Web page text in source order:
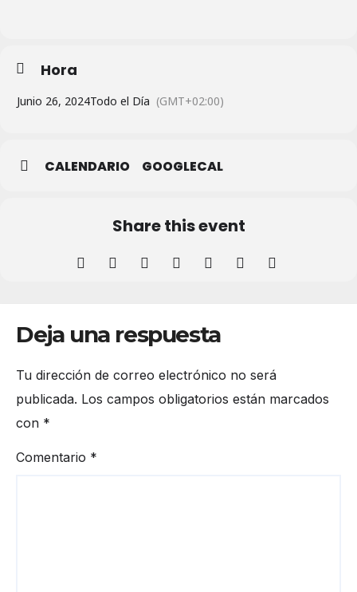
Hora
Junio 26, 2024Todo el Día (GMT+02:00)
CALENDARIO GOOGLECAL
Share this event
Deja una respuesta
Tu dirección de correo electrónico no será
publicada. Los campos obligatorios están marcados
con *
Comentario *